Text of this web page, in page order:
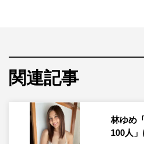
総勢35名のタレント・スタッ
り、「もうこれを抜ける作品を
わせて、イメージビジュアルに
インタビューが到着した。
関連記事
林ゆめ
100人